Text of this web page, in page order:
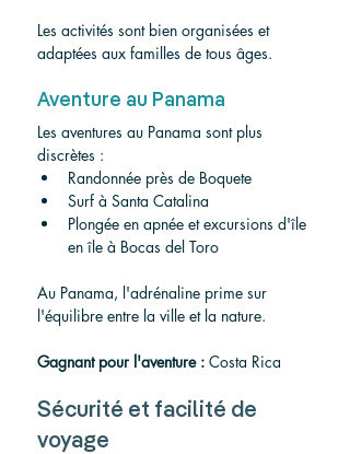
Les activités sont bien organisées et
adaptées aux familles de tous âges.
Aventure au Panama
Les aventures au Panama sont plus
discrètes :
Randonnée près de Boquete
Surf à Santa Catalina
Plongée en apnée et excursions d'île
en île à Bocas del Toro
Au Panama, l'adrénaline prime sur
l'équilibre entre la ville et la nature.
Gagnant pour l'aventure : Costa Rica
Sécurité et facilité de
voyage